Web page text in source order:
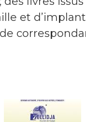
et